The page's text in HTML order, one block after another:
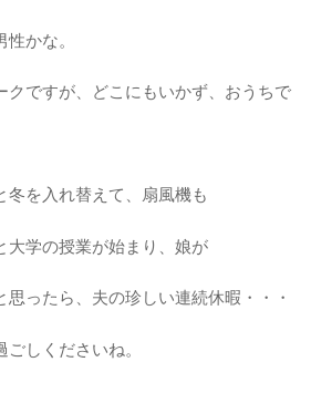
かな。
クですが、どこにもいかず、おうちで
冬を入れ替えて、扇風機も
大学の授業が始まり、娘が
思ったら、夫の珍しい連続休暇・・・
しくださいね。